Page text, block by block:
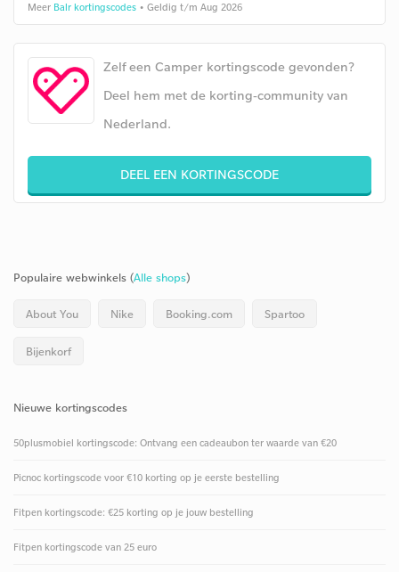
Meer Balr kortingscodes • Geldig t/m Aug 2026
Zelf een Camper kortingscode gevonden?
Deel hem met de korting-community van
Nederland.
DEEL EEN KORTINGSCODE
Populaire webwinkels (Alle shops)
About You Nike Booking.com Spartoo
Bijenkorf
Nieuwe kortingscodes
50plusmobiel kortingscode: Ontvang een cadeaubon ter waarde van €20
Picnoc kortingscode voor €10 korting op je eerste bestelling
Fitpen kortingscode: €25 korting op je jouw bestelling
Fitpen kortingscode van 25 euro